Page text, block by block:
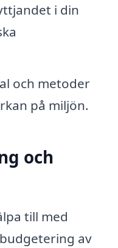
i din
och metoder
på miljön.
och
till med
av